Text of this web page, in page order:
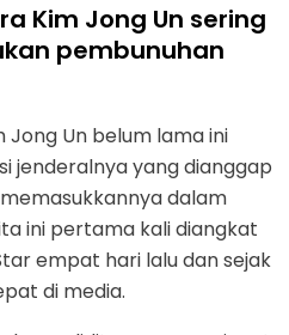
Kim Jong Un sering
pembunuhan
Jong Un belum lama ini
jenderalnya yang dianggap
dalam
ini pertama kali diangkat
empat hari lalu dan sejak
di media.